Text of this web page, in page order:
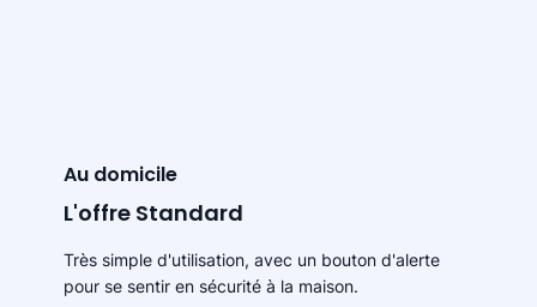
Au domicile
L'offre Standard
Très simple d'utilisation, avec un bouton d'alerte
pour se sentir en sécurité à la maison.